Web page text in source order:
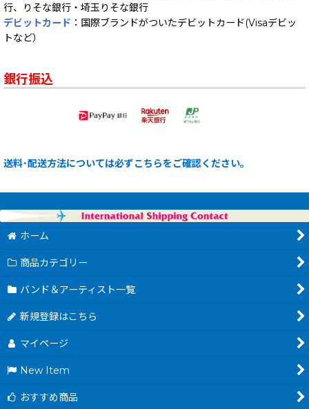
行、りそな銀行・埼玉りそな銀行
デビットカード ：国際ブランドがついたデビットカード(Visaデビッ
トなど）
銀行振込
送料･配送方法については必ずこちらをご確認ください。
ホーム
商品カテゴリー
バンド＆アーティスト一覧
新規登録はこちら
マイページ
New Item
おすすめ商品